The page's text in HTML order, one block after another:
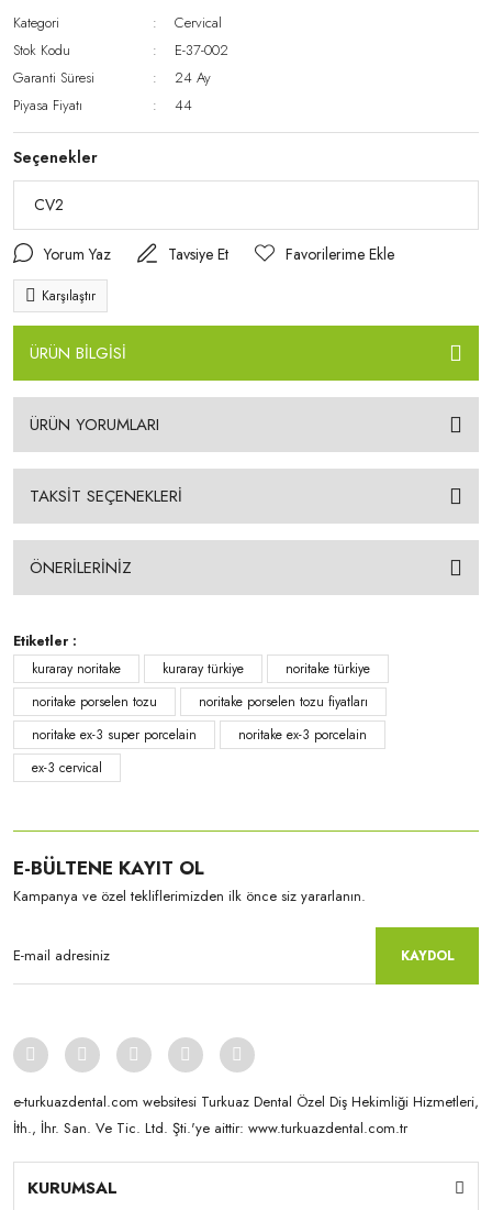
Kategori
Cervical
Stok Kodu
E-37-002
Garanti Süresi
24 Ay
Piyasa Fiyatı
44
Seçenekler
Yorum Yaz Tavsiye Et
Karşılaştır
ÜRÜN BİLGİSİ
ÜRÜN YORUMLARI
TAKSİT SEÇENEKLERİ
ÖNERİLERİNİZ
Etiketler :
kuraray noritake
kuraray türkiye
noritake türkiye
noritake porselen tozu
noritake porselen tozu fiyatları
noritake ex-3 super porcelain
noritake ex-3 porcelain
ex-3 cervical
E-BÜLTENE KAYIT OL
Kampanya ve özel tekliflerimizden ilk önce siz yararlanın.
KAYDOL
e-turkuazdental.com websitesi Turkuaz Dental Özel Diş Hekimliği Hizmetleri,
İth., İhr. San. Ve Tic. Ltd. Şti.'ye aittir: www.turkuazdental.com.tr
KURUMSAL